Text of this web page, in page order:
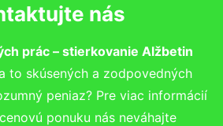
nás
prác – stierkovanie Alžbetin
to skúsených a zodpovedných
peniaz? Pre viac informácií
ponuku nás neváhajte